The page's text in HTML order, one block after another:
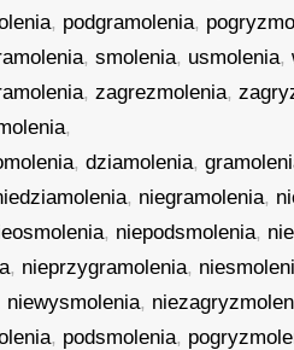
, podgramolenia,
,smolenia, usmolenia,
,zagrezmolenia,
,
,dziamolenia,
, niegramolenia,
, niepodsmolenia,
, nieprzygramolenia,
niewysmolenia,
, podsmolenia,